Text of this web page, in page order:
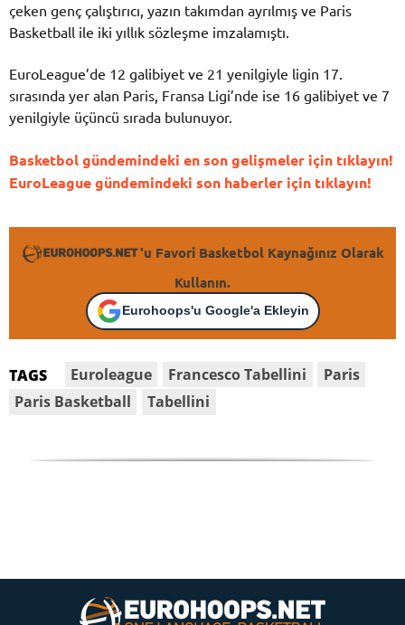
çeken genç çalıştırıcı, yazın takımdan ayrılmış ve Paris
Basketball ile iki yıllık sözleşme imzalamıştı.
EuroLeague’de 12 galibiyet ve 21 yenilgiyle ligin 17.
sırasında yer alan Paris, Fransa Ligi’nde ise 16 galibiyet ve 7
yenilgiyle üçüncü sırada bulunuyor.
Basketbol gündemindeki en son gelişmeler için tıklayın!
EuroLeague gündemindeki son haberler için tıklayın!
'u Favori Basketbol Kaynağınız Olarak
Kullanın.
Eurohoops'u Google'a Ekleyin
TAGS Euroleague Francesco Tabellini
Paris
Paris Basketball
Tabellini